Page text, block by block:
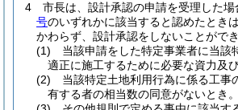
4
市長は、設計承認の申請を受理した場
号のいずれかに該当すると認めたときは
かわらず、設計承認をしないことができ
(1)
当該申請をした特定事業者に当該
適正に施工するために必要な資力及
(2)
当該特定土地利用行為に係る工事
有する者の相当数の同意がないとき。